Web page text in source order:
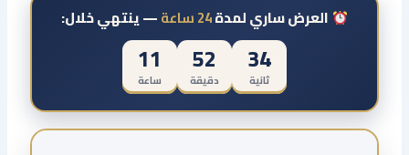
العرض ساري لمدة24 ساعة — ينتهي خلال:
11
ساعة
52
دقيقة
34
ثانية